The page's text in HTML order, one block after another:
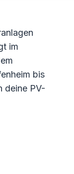
im
bis
deine PV-